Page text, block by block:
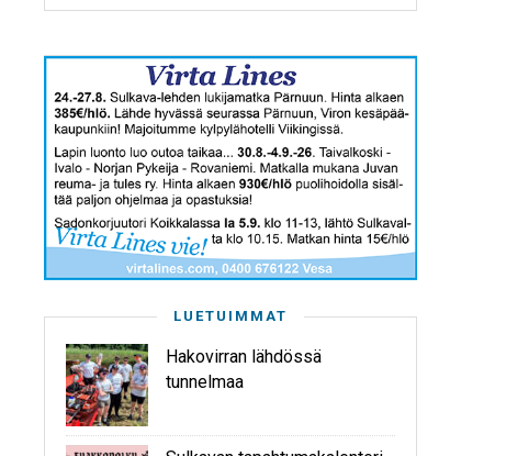
LUETUIMMAT
Hakovirran lähdössä
tunnelmaa